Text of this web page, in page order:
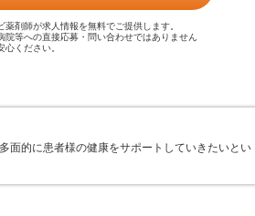
薬剤師が求人情報を無料でご提供します。
院等への直接応募・問い合わせではありません
心ください。
面的に患者様の健康をサポートしていきたいとい